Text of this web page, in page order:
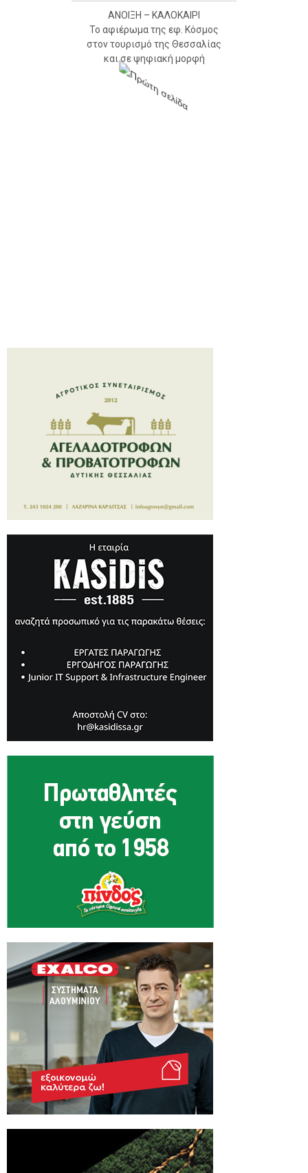
ΑΝΟΙΞΗ – ΚΑΛΟΚΑΙΡΙ
Το αφιέρωμα της εφ. Κόσμος
στον τουρισμό της Θεσσαλίας
και σε ψηφιακή μορφή